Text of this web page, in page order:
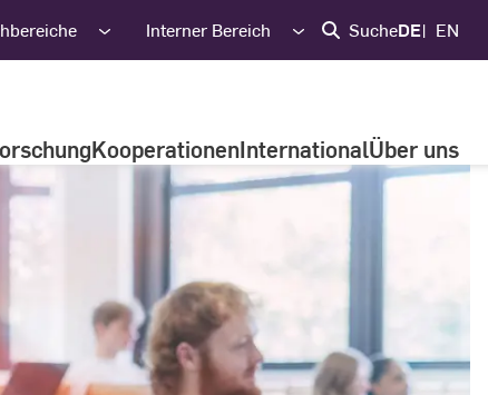
Interner Bereich SucheDE EN
KooperationenInternationalÜber uns